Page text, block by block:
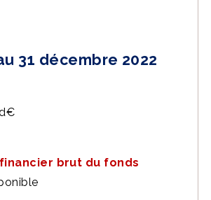
31 décembre 2022
brut du fonds